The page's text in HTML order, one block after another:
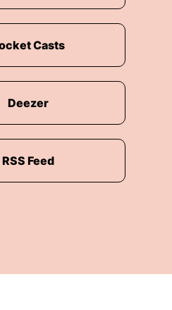
Casts
Deezer
RSS Feed